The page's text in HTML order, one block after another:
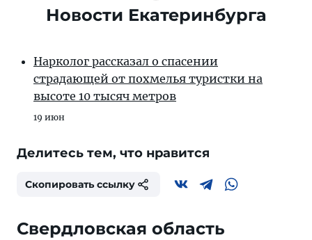
Новости Екатеринбурга
Нарколог рассказал о спасении
страдающей от похмелья туристки на
высоте 10 тысяч метров
19 июн
Делитесь тем, что нравится
Скопировать ссылку
Свердловская область